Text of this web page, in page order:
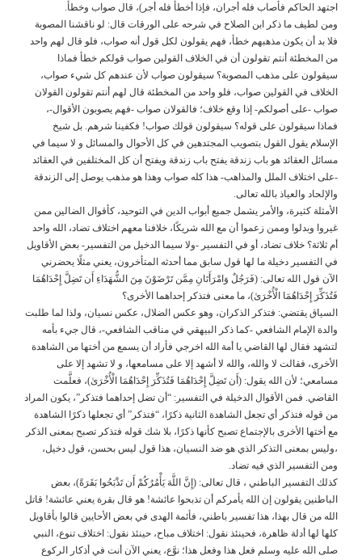
اجتهد الحاكم فأصاب فله أجران، فإذا أخطأ فله أجر)، قال صواب وخطأ.
ومن لطيف ما ذكر ابن الصلاح في شرحه على الورقات قال: لو ناقشنا المصوبة
فلا بد أن يكون مذهبهم خطأ، فهم يقولون لكل قول أنه صواب، فلو قال لهم واحد
من المخطئة أنتم تقولون أن في الخلاف القولين صواب قولكم خطأ فماذا
سيقولون على مذهب المصوبة؟ سيقولون صواب لأن عندهم كل شيء صواب،
الخلاف في القولين صواب، فلو واحد من المخطئة قال لهم أنتم تقولون القولان
صواب -على أصولكم- إذا وقع خلاف؛ فالقولان صواب -فهم يصوبون الأقوال-،
فماذا سيقولون على قوله؟ سيقولون قولك صواب! فكفينا شرهم. بل شيخ
الإسلام يقول القول بتصويب المجتدهين في كل الأحوال والمسائل و لا سيما في
مسائل العقائد هو باب زندقة يفتح باب زندقة ويفتح أن كل المختلفين في العقائد
-على اختلاف الملل والمذاهب- هذا كله صواب وهذا هو مذهب يوصل إلى الزندقة
والإلحاد والعياذ بالله تعالى.
الأمثلة كثيرة، والأمر يشمل جميع أبواب الدين في التوحيد، كأقوال الضالين ممن
غيروا وبدلوا وممن زعموا أن مع الله شريكًا، خلافنا معهم اختلاف تضاد، الله واحد
أم ثلاثة؟ خلاف تضاد، أو في التفسير -ولا سيما الدخيل من التفسير- بعض الأقاويل
في التفسير دخيلة ما لها قول سابق مما أحدثه المتأخرون، يعني مثلًا يحضرني
الآن قول الله تعالى: (فَرَجُلٌ وَامْرَأَتَانِ مِمَّن تَرْضَوْنَ مِنَ الشُّهَدَاءِ أَن تَضِلَّ إِحْدَاهُمَا
فَتُذَكِّرَ إِحْدَاهُمَا الْأُخْرَىٰ)، ما معنى فتذكر إحداهما الأخرى؟
السياق يقتضي: فتذكر الذكران، وهو عكس الضلال، عكس نسيان، ولذا لما طلبت
والدة الإمام الشافعي -كما ذكر البيهقي في مناقب الشافعي-، قال جيء بأمه
لتشهد فقال لها القاضي يا أمة الله اخرجي فأراد أن يسمع من أختها من الشاهدة
الأخرى، فقالت لا والله، والله لا أشهد إلا على مسامعها، و لا تشهد إلا على
مسامعي؛ لأن الله يقول: (أَن تَضِلَّ إِحْدَاهُمَا فَتُذَكِّرَ إِحْدَاهُمَا الْأُخْرَىٰ)، فعلَّمت
القاضي. فمن الأقوال الدخيلة في التفسير: “أن تضل إحداهما فتذكر”، يكون المراد
من قوله فتذكر أي تجعل الشاهدة الثانية ذكرًا، “فتذكر” أي تجعلها ذكرًا الشاهدة
مع أختها الأخرى بالإجتماع تصبح كأنها ذكرًا، بلا شك قوله فتذكر تصبح بمعنى الذكر
،وليس بمعنى التذكر الذي هو ضد النسيان، هذا قول ليس بحسن، قول دخيل،
ومن التفسير الذي فيه تضاد.
كذلك التفسير الباطني ، قال تعالى: (إِنَّ اللَّهَ يَأْمُرُكُمْ أَن تَذْبَحُوا بَقَرَةً)، بعض
الباطنين يقولون إن الله يأمركم أن تذبحوا عائشة! هو قال بقرة يعني عائشة! قاتل
الله من قال بهذا، هذا تفسير باطني، فأئمة الهدى في بعض الأحايين قالوا بأقاويل
كلها لها أدلة ظاهرة، فحينئذ نقول: اختلاف مباح، حينئذ نقول: اختلاف تنوع، النبي
صلى الله عليه وسلم فعل هذا وفعل هذا؛ نوَّع، يعني الآن أنت في أذكار الركوع